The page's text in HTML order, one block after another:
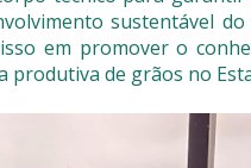
sustentável
em promover o
produtiva de grãos no